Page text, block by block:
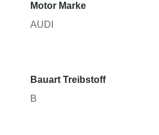
Motor Marke
AUDI
Bauart Treibstoff
B